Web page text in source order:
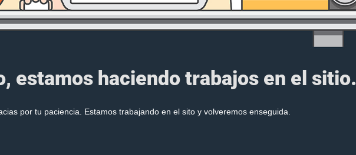
estamos haciendo trabajos en el sitio.
por tu paciencia. Estamos trabajando en el sito y volveremos enseguida.